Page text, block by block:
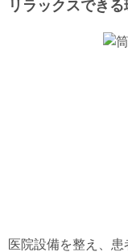
リラックスでき
医院設備を整え、